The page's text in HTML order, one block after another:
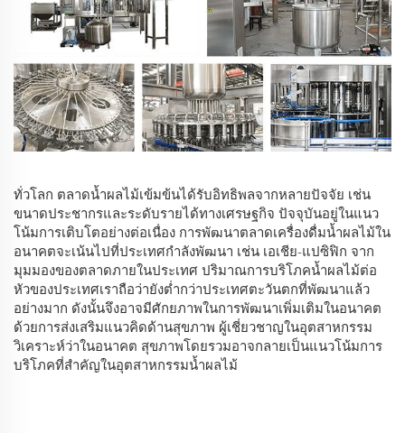
ทั่วโลก ตลาดน้ำผลไม้เข้มข้นได้รับอิทธิพลจากหลายปัจจัย เช่น
ขนาดประชากรและระดับรายได้ทางเศรษฐกิจ ปัจจุบันอยู่ในแนว
โน้มการเติบโตอย่างต่อเนื่อง การพัฒนาตลาดเครื่องดื่มน้ำผลไม้ใน
อนาคตจะเน้นไปที่ประเทศกำลังพัฒนา เช่น เอเชีย-แปซิฟิก จาก
มุมมองของตลาดภายในประเทศ ปริมาณการบริโภคน้ำผลไม้ต่อ
หัวของประเทศเราถือว่ายังต่ำกว่าประเทศตะวันตกที่พัฒนาแล้ว
อย่างมาก ดังนั้นจึงอาจมีศักยภาพในการพัฒนาเพิ่มเติมในอนาคต
ด้วยการส่งเสริมแนวคิดด้านสุขภาพ ผู้เชี่ยวชาญในอุตสาหกรรม
วิเคราะห์ว่าในอนาคต สุขภาพโดยรวมอาจกลายเป็นแนวโน้มการ
บริโภคที่สำคัญในอุตสาหกรรมน้ำผลไม้